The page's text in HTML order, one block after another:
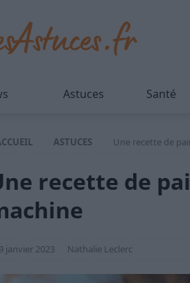
Astuces Santé
ASTUCES Une recette de
recette de
9 janvier 2023 Nathalie Leclerc